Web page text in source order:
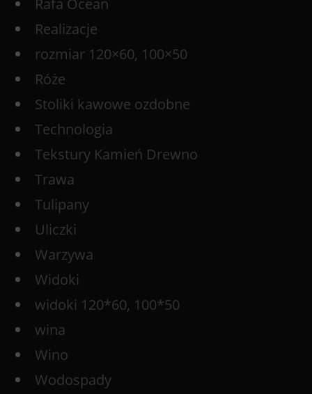
Realizacje
rozmiar 120×60, 100×50
Róże
Stoliki kawowe ozdobne
Technologia
Tekstury Kamień Drewno
Trawa
Tulipany
Uliczki
Warzywa
Widoki
widoki 120*60, 100*50
wina
Wino
Wodospady